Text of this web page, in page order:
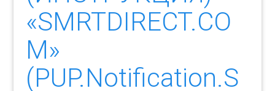
«SMRTDIRECT.CO
M»
(PUP.Notification.S